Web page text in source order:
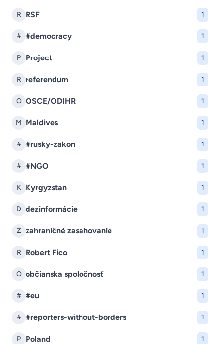
R RSF 1
# #democracy 1
P Project 1
R referendum 1
O OSCE/ODIHR 1
M Maldives 1
# #rusky-zakon 1
# #NGO 1
K Kyrgyzstan 1
D dezinformácie 1
Z zahraničné zasahovanie 1
R Robert Fico 1
O občianska spoločnosť 1
# #eu 1
# #reporters-without-borders 1
P Poland 1